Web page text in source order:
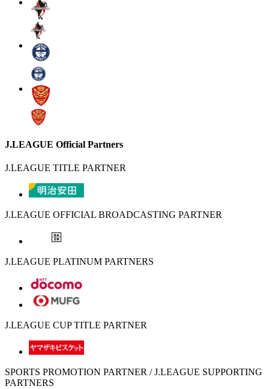
J.LEAGUE Official Partners
J.LEAGUE TITLE PARTNER
J.LEAGUE OFFICIAL BROADCASTING PARTNER
J.LEAGUE PLATINUM PARTNERS
J.LEAGUE CUP TITLE PARTNER
SPORTS PROMOTION PARTNER / J.LEAGUE SUPPORTING
PARTNERS